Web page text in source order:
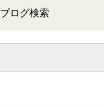
ブログ検索